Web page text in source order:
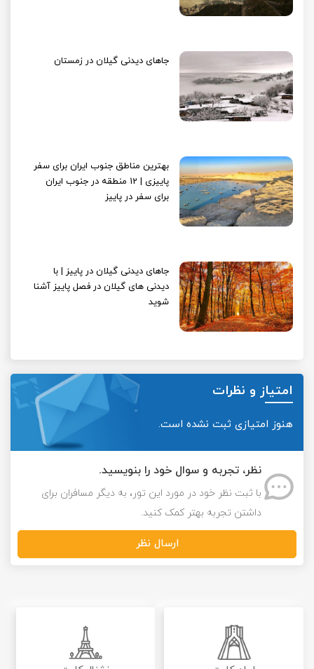
جاهای دیدنی گیلان در زمستان
بهترین مناطق جنوب ایران برای سفر
پاییزی | 12 منطقه در جنوب ایران
برای سفر در پاییز
جاهای دیدنی گیلان در پاییز | با
دیدنی های گیلان در فصل پاییز آشنا
شوید
امتیاز و نظرات
هنوز امتیازی ثبت نشده است.
نظر، تجربه و سوال خود را بنویسید.
با ثبت نظر خود در مورد این تور، به دیگر مسافران برای
داشتن تجربه بهتر کمک کنید.
ارسال نظر